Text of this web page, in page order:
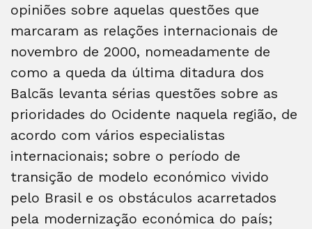
opiniões sobre aquelas questões que
marcaram as relações internacionais de
novembro de 2000, nomeadamente de
como a queda da última ditadura dos
Balcãs levanta sérias questões sobre as
prioridades do Ocidente naquela região, de
acordo com vários especialistas
internacionais; sobre o período de
transição de modelo económico vivido
pelo Brasil e os obstáculos acarretados
pela modernização económica do país;